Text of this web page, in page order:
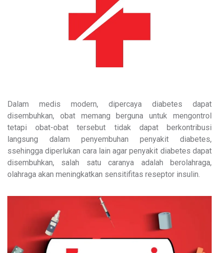
Dalam medis modern, dipercaya diabetes dapat
disembuhkan, obat memang berguna untuk mengontrol
tetapi obat-obat tersebut tidak dapat berkontribusi
langsung dalam penyembuhan penyakit diabetes,
ssehingga diperlukan cara lain agar penyakit diabetes dapat
disembuhkan, salah satu caranya adalah berolahraga,
olahraga akan meningkatkan sensitifitas reseptor insulin.